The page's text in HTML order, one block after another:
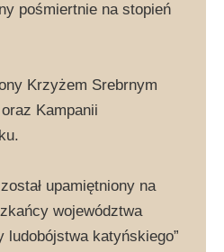
pośmiertnie na stopień
Krzyżem Srebrnym
Kampanii
upamiętniony na
województwa
ludobójstwa katyńskiego”